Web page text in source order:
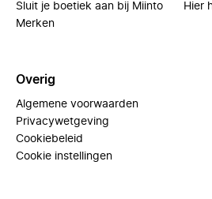
Sluit je boetiek aan bij Miinto
Merken
Hier
Overig
Algemene voorwaarden
Privacywetgeving
Cookiebeleid
Cookie instellingen